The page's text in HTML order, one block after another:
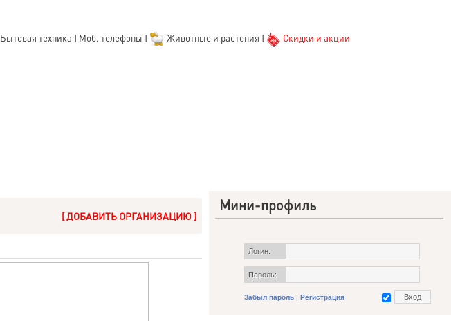
Бытовая техника | Моб. телефоны | Животные и растения | Скидки и акции
[ ДОБАВИТЬ ОРГАНИЗАЦИЮ ]
Мини-профиль
Логин:
Пароль:
Забыл пароль | Регистрация